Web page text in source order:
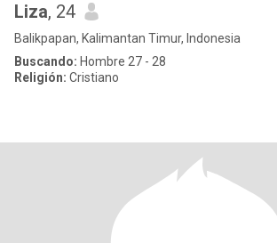
Liza, 24
Balikpapan, Kalimantan Timur, Indonesia
Buscando: Hombre 27 - 28
Religión: Cristiano